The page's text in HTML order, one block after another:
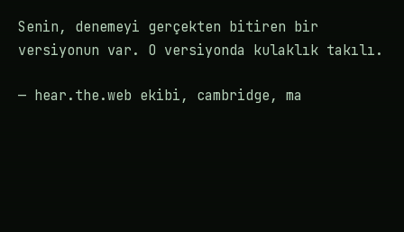
Senin, denemeyi gerçekten bitiren bir
versiyonun var. O versiyonda kulaklık takılı.
— hear.the.web ekibi, cambridge, ma